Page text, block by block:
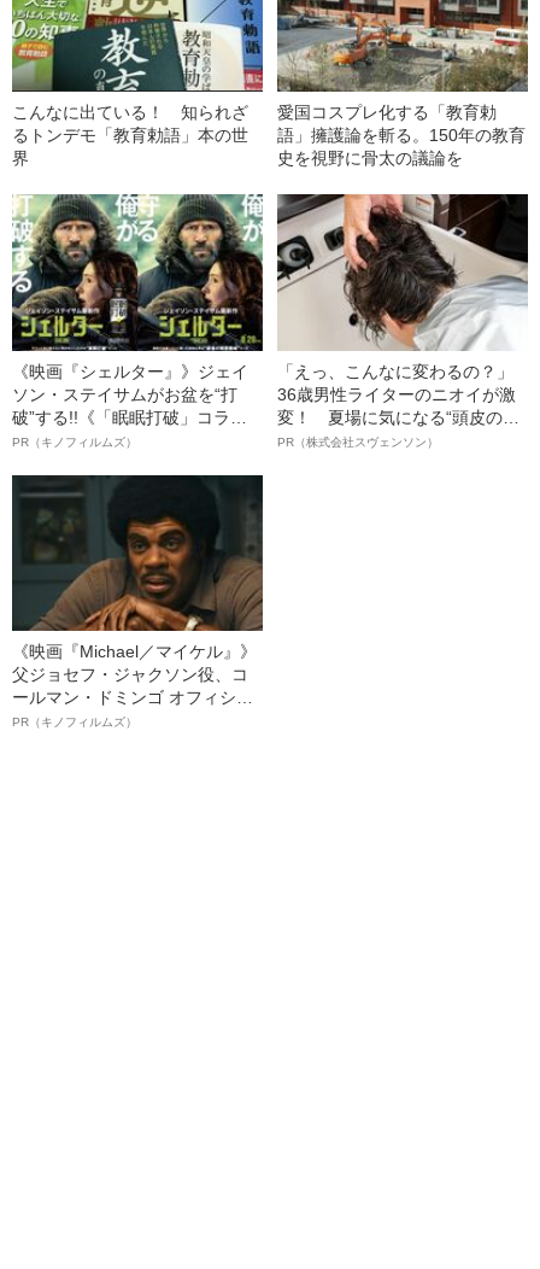
こんなに出ている！ 知られざ
るトンデモ「教育勅語」本の世
界
愛国コスプレ化する「教育勅
語」擁護論を斬る。150年の教育
史を視野に骨太の議論を
《映画『シェルター』》ジェイ
ソン・ステイサムがお盆を“打
破”する!!《「眠眠打破」コラ
ボ》
PR（キノフィルムズ）
「えっ、こんなに変わるの？」
36歳男性ライターのニオイが激
変！ 夏場に気になる“頭皮のニ
オイ”や“ベタつき”を解消す
PR（株式会社スヴェンソン）
《映画『Michael／マイケル』》
父ジョセフ・ジャクソン役、コ
ールマン・ドミンゴ オフィシャ
ルインタビュー“観客を魅了した
PR（キノフィルムズ）